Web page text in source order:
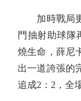
加時戰局更
門抽射助球隊
燒生命，薛尼
出一道誇張的
追成2：2，全